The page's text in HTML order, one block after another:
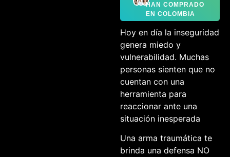
HAN COMPRADO
EN COLOMBIA
Hoy en día la inseguridad
genera miedo y
vulnerabilidad. Muchas
personas sienten que no
cuentan con una
herramienta para
reaccionar ante una
situación inesperada
Una arma traumática te
brinda una defensa NO